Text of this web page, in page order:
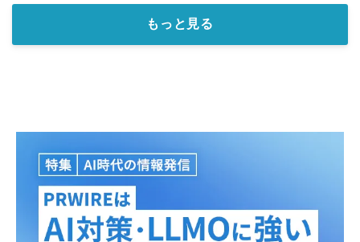
もっと見る